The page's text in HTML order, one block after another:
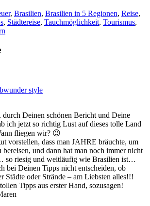
, Brasilien, Brasilien in 5 Regionen, Reise,
, Städtereise, Tauchmöglichkeit, Tourismus,
style
durch Deinen schönen Bericht und Deine
ich jetzt so richtig Lust auf dieses tolle Land
fliegen wir? 😉
vorstellen, dass man JAHRE bräuchte, um
bereisen, und dann hat man noch immer nicht
so riesig und weitläufig wie Brasilien ist…
bei Deinen Tipps nicht entscheiden, ob
Städte oder Strände – am Liebsten alles!!!
Tipps aus erster Hand, sozusagen!